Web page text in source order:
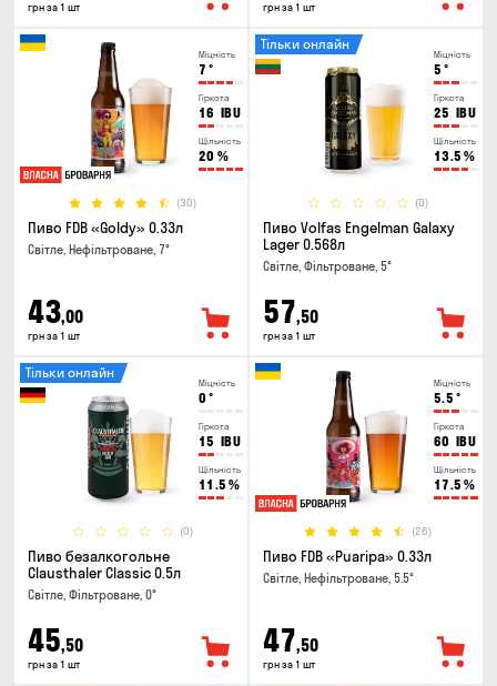
грн за 1 шт грн за 1 шт
Міцність
7 °
Гіркота
16 IBU
Щільність
20 %
(30)
Пиво FDB «Goldy» 0.33л
Світле, Нефільтроване, 7°
43,00
грн за 1 шт
Міцність
5 °
Гіркота
25 IBU
Щільність
13.5 %
(0)
Тільки онлайн
Пиво Volfas Engelman Galaxy
Lager 0.568л
Світле, Фільтроване, 5°
57,50
грн за 1 шт
Міцність
0 °
Гіркота
15 IBU
Щільність
11.5 %
(0)
Тільки онлайн
Пиво безалкогольне
Clausthaler Classic 0.5л
Світле, Фільтроване, 0°
45,50
грн за 1 шт
Міцність
5.5 °
Гіркота
60 IBU
Щільність
17.5 %
(26)
Пиво FDB «Puaripa» 0.33л
Світле, Нефільтроване, 5.5°
47,50
грн за 1 шт